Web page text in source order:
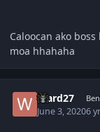
Caloocan ako
moa hhahaha
Ward27
June 3, 20206 yr